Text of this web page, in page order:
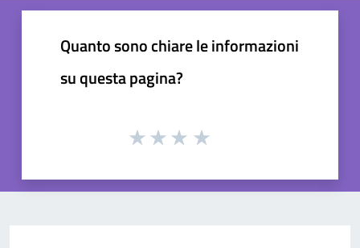
Quanto sono chiare le informazioni
su questa pagina?